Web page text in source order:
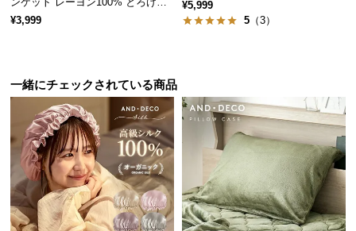
い
て
証
に
つ
い
て
会
員
規
肌触り
¥3,999
¥5,999
5 （3）
一緒にチェックされている商品